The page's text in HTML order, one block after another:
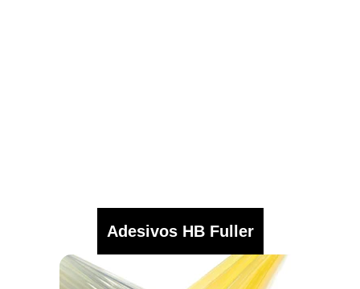
Adesivos HB Fuller